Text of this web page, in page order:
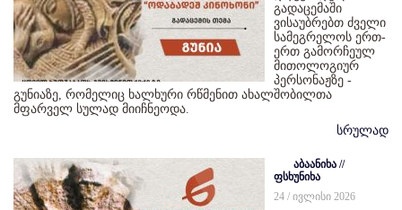
გადაცემაში
ვისაუბრებთ ძველი
სამეგრელოს ერთ-
ერთ გამორჩეულ
მითოლოგიურ
პერსონაჟზე -
გუნიაზე, რომელიც ხალხური რწმენით ახალშობილთა
მფარველ სულად მიიჩნეოდა.
სრულად
აბაანიხა //
ფსხუნიხა
24 / ივლისი 2026